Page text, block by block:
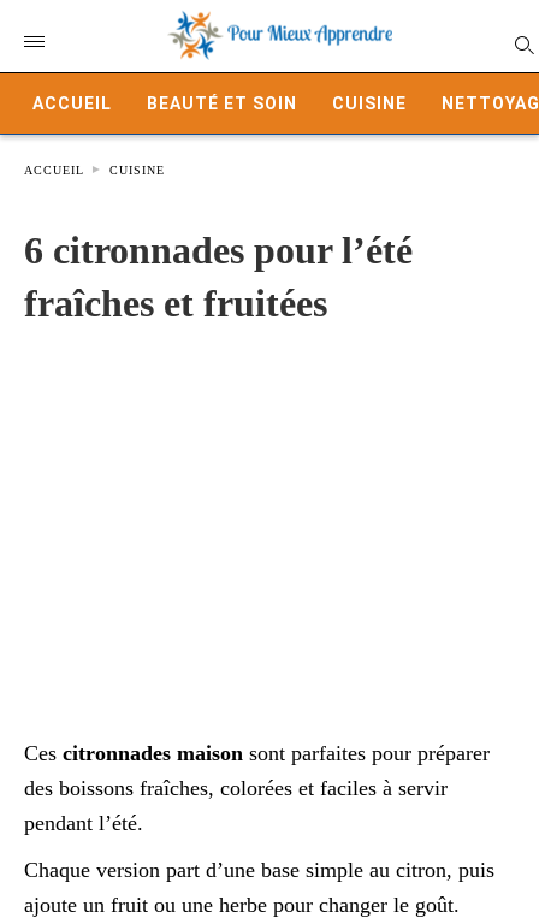
ACCUEIL BEAUTÉ ET SOIN CUISINE
ACCUEIL CUISINE
6 citronnades pour l’été
fraîches et fruitées
Ces citronnades maison sont parfaites pour préparer
des boissons fraîches, colorées et faciles à servir
pendant l’été.
Chaque version part d’une base simple au citron, puis
ajoute un fruit ou une herbe pour changer le goût.